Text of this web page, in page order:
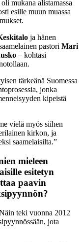
mukana alistamassa
esille muun muassa
ja hänen
pastori Mari
– kohtasi
tärkeänä Suomessa
jonka
kipeistä
vielä myös siihen
kirkon, ja
saamelaisilta.”
mieleen
esitetyn
paavin
teki vuonna 2012
jota